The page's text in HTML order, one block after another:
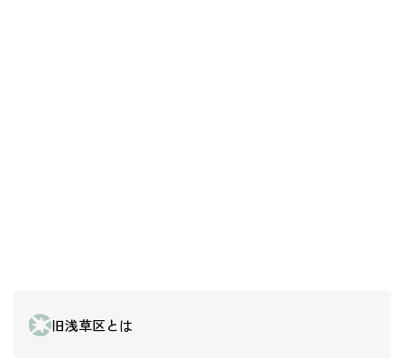
旧浅草区とは